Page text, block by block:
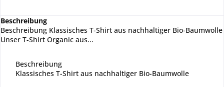
Beschreibung
Beschreibung Klassisches T-Shirt aus nachhaltiger Bio-Baumwolle
Unser T-Shirt Organic aus...
Beschreibung
Klassisches T-Shirt aus nachhaltiger Bio-Baumwolle